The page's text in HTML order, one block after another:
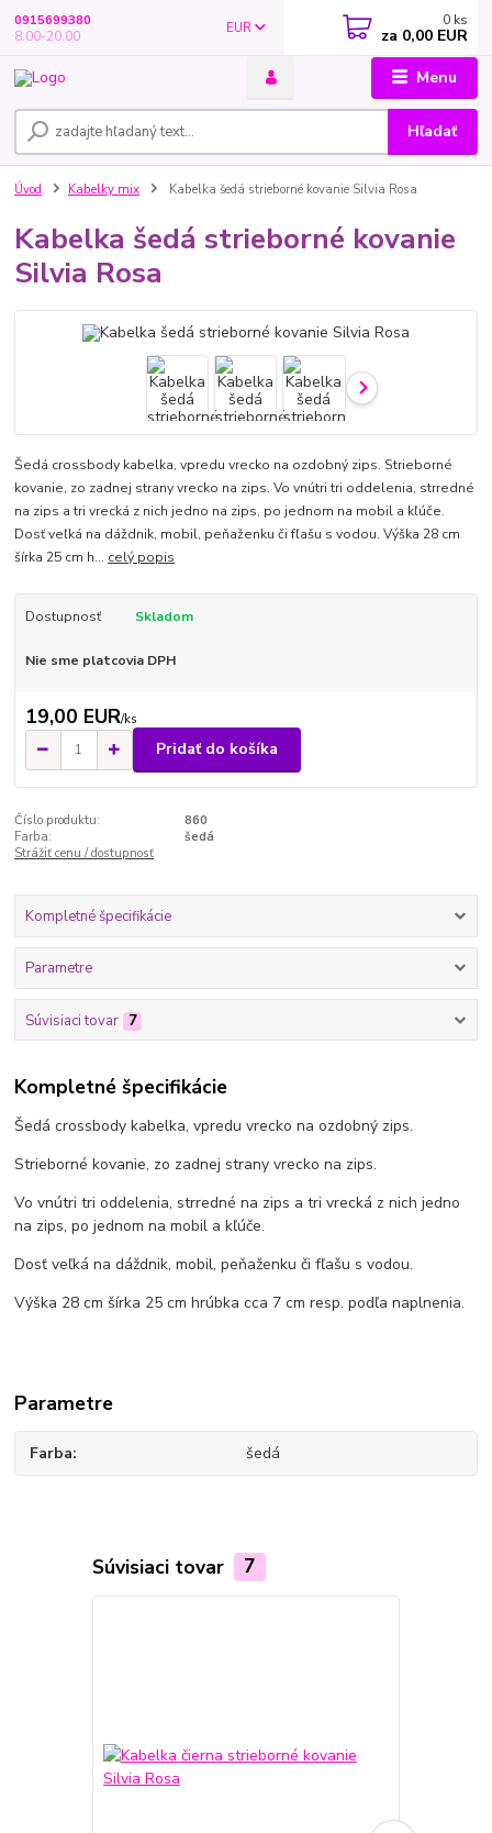
Menu
EUR
Hľadať
0915699380
8.00-20.00
0 ks
za 0,00 EUR
Úvod Kabelky mix Kabelka šedá strieborné kovanie Silvia Rosa
Kabelka šedá strieborné kovanie
Silvia Rosa
Šedá crossbody kabelka, vpredu vrecko na ozdobný zips. Strieborné
kovanie, zo zadnej strany vrecko na zips. Vo vnútri tri oddelenia, strredné
na zips a tri vrecká z nich jedno na zips, po jednom na mobil a kľúče.
Dosť veľká na dáždnik, mobil, peňaženku či fľašu s vodou. Výška 28 cm
šírka 25 cm h... celý popis
Dostupnosť Skladom
Nie sme platcovia DPH
19,00 EUR/ks
Pridať do košíka
Číslo produktu:
860
Farba:
šedá
Strážiť cenu / dostupnosť
Kompletné špecifikácie
Parametre
Súvisiaci tovar 7
Kompletné špecifikácie
Šedá crossbody kabelka, vpredu vrecko na ozdobný zips.
Strieborné kovanie, zo zadnej strany vrecko na zips.
Vo vnútri tri oddelenia, strredné na zips a tri vrecká z nich jedno
na zips, po jednom na mobil a kľúče.
Dosť veľká na dáždnik, mobil, peňaženku či fľašu s vodou.
Výška 28 cm šírka 25 cm hrúbka cca 7 cm resp. podľa naplnenia.
Parametre
Farba šedá
Súvisiaci tovar 7